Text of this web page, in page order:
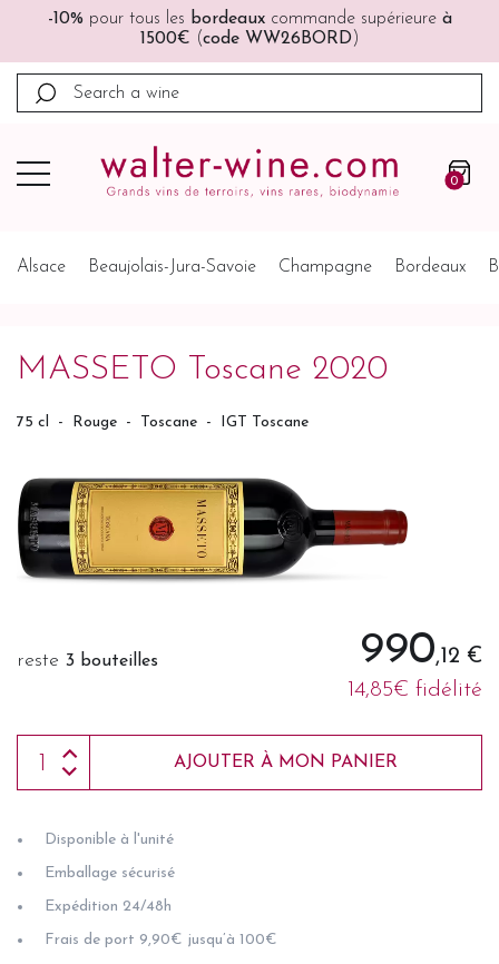
🚚🚚Port offertà partir de 200€ (France,
Belgique, Pays-Bas)
0
Alsace Beaujolais-Jura-Savoie Champagne Bordeaux
MASSETO Toscane 2020
75 cl - Rouge - Toscane - IGT Toscane
reste 3 bouteilles 990,12 €
14,85€ fidélité
AJOUTER À MON PANIER
Disponible à l'unité
Emballage sécurisé
Expédition 24/48h
Frais de port 9,90€ jusqu’à 100€